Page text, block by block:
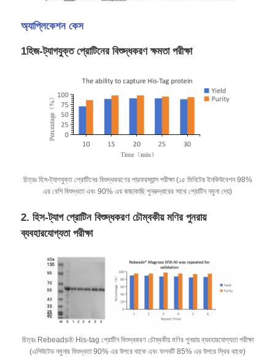
পণ্য
আমাদের সম্পর্কে
কারখানা পরিদর্শন
মান নিয়ন্ত্রণ
অ্যাপ্লিকেশন কেস
1হিজ-ট্যাগযুক্ত প্রোটিনের বিশুদ্ধকরণ ক্ষমতা পরীক্ষা
চিত্রঃ হিস-ট্যাগযুক্ত প্রোটিনের বিশুদ্ধকরণের পারফরম্যান্স পরীক্ষা (১৫ মিনিটের ইনকিউবেশন 98%
এর বেশি বিশুদ্ধতা এবং 90% এর কাছাকাছি পুনরুদ্ধারের সাথে প্রোটিন নমুনা দেয়)
2. হিস-ট্যাগ প্রোটিন বিশুদ্ধকরণ চৌম্বকীয় মণির পুনরায়
ব্যবহারযোগ্যতা পরীক্ষা
চিত্রঃ Rebeads® His-tag প্রোটিন বিশুদ্ধকরণ চৌম্বকীয় মণির পুনরায় ব্যবহারযোগ্যতা পরীক্ষা
(এলিউটেড নমুনার বিশুদ্ধতা 90% এর উপরে থাকে এবং ফলনটি 85% এর উপরে স্থির থাকে)